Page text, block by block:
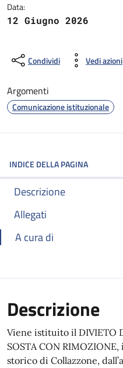
Data:
12 Giugno 2026
Condividi Vedi azioni
Argomenti
Comunicazione istituzionale
INDICE DELLA PAGINA
Descrizione
Allegati
A cura di
Descrizione
Viene istituito il DIVIETO
SOSTA CON
storico di Collazzone,